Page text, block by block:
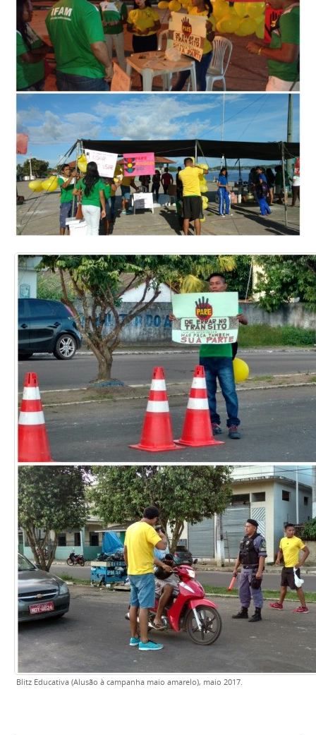
Blitz Educativa (Alusão à campanha maio amarelo), maio 2017.